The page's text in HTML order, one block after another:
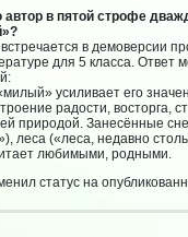
автор в пятой строфе
в демоверсии
для 5 класса. Ответ
усиливает его
радости, восторга,
природой. Занесённые
леса («леса, недавно
любимыми, родными.
статус на